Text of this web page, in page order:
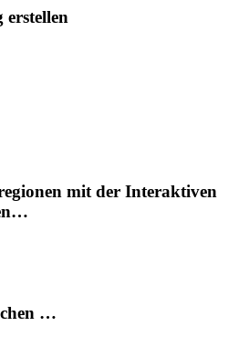
erstellen
mit der Interaktiven
…